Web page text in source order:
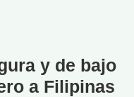
y de bajo
a Filipinas